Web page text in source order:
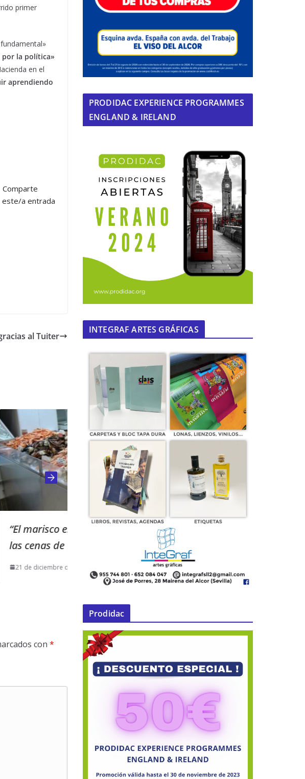
primer
la política»
en el
aprendiendo
Comparte
este/a entrada
al Tuiter
las mesas en
JUEVES SANTO: HERMANDAD DE LA
HUMILDAD
24 de marzo de 2016
con *
PRODIDAC EXPERIENCE PROGRAMMES
ENGLAND & IRELAND
INTEGRAF ARTES GRÁFICAS
Prodidac